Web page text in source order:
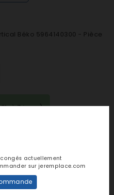
Béko 5964140300 - Pièce
à 7 jours)
actuellement
sur jeremplace.com